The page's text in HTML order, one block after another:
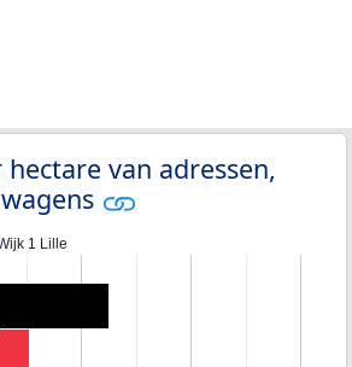
van adressen,
1 Lille